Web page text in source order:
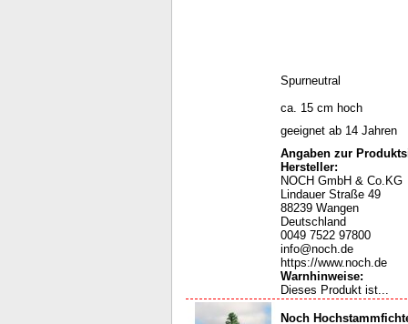
Spurneutral
ca. 15 cm hoch
geeignet ab 14 Jahren
Angaben zur
Hersteller:
NOCH GmbH & Co.KG
Lindauer Straße 49
88239 Wangen
Deutschland
0049 7522 97800
info@noch.de
https://www.noch.de
Warnhinweise:
Dieses Produkt ist...
Noch